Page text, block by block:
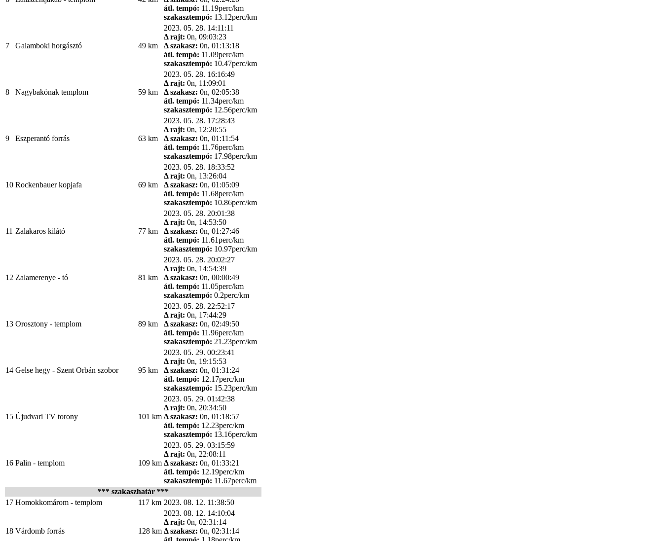
átl. tempó: 11.19perc/km
szakasztempó: 13.12perc/km
7 Galamboki horgásztó 49 km
2023. 05. 28. 14:11:11
Δ rajt: 0n, 09:03:23
Δ szakasz: 0n, 01:13:18
átl. tempó: 11.09perc/km
szakasztempó: 10.47perc/km
8 Nagybakónak templom 59 km
2023. 05. 28. 16:16:49
Δ rajt: 0n, 11:09:01
Δ szakasz: 0n, 02:05:38
átl. tempó: 11.34perc/km
szakasztempó: 12.56perc/km
9 Eszperantó forrás 63 km
2023. 05. 28. 17:28:43
Δ rajt: 0n, 12:20:55
Δ szakasz: 0n, 01:11:54
átl. tempó: 11.76perc/km
szakasztempó: 17.98perc/km
10 Rockenbauer kopjafa 69 km
2023. 05. 28. 18:33:52
Δ rajt: 0n, 13:26:04
Δ szakasz: 0n, 01:05:09
átl. tempó: 11.68perc/km
szakasztempó: 10.86perc/km
11 Zalakaros kilátó 77 km
2023. 05. 28. 20:01:38
Δ rajt: 0n, 14:53:50
Δ szakasz: 0n, 01:27:46
átl. tempó: 11.61perc/km
szakasztempó: 10.97perc/km
12 Zalamerenye - tó 81 km
2023. 05. 28. 20:02:27
Δ rajt: 0n, 14:54:39
Δ szakasz: 0n, 00:00:49
átl. tempó: 11.05perc/km
szakasztempó: 0.2perc/km
13 Orosztony - templom 89 km
2023. 05. 28. 22:52:17
Δ rajt: 0n, 17:44:29
Δ szakasz: 0n, 02:49:50
átl. tempó: 11.96perc/km
szakasztempó: 21.23perc/km
14 Gelse hegy - Szent Orbán szobor 95 km
2023. 05. 29. 00:23:41
Δ rajt: 0n, 19:15:53
Δ szakasz: 0n, 01:31:24
átl. tempó: 12.17perc/km
szakasztempó: 15.23perc/km
15 Újudvari TV torony 101 km
2023. 05. 29. 01:42:38
Δ rajt: 0n, 20:34:50
Δ szakasz: 0n, 01:18:57
átl. tempó: 12.23perc/km
szakasztempó: 13.16perc/km
16 Palin - templom 109 km
2023. 05. 29. 03:15:59
Δ rajt: 0n, 22:08:11
Δ szakasz: 0n, 01:33:21
átl. tempó: 12.19perc/km
szakasztempó: 11.67perc/km
*** szakaszhatár ***
17 Homokkomárom - templom 117 km 2023. 08. 12. 11:38:50
18 Várdomb forrás 128 km
2023. 08. 12. 14:10:04
Δ rajt: 0n, 02:31:14
Δ szakasz: 0n, 02:31:14